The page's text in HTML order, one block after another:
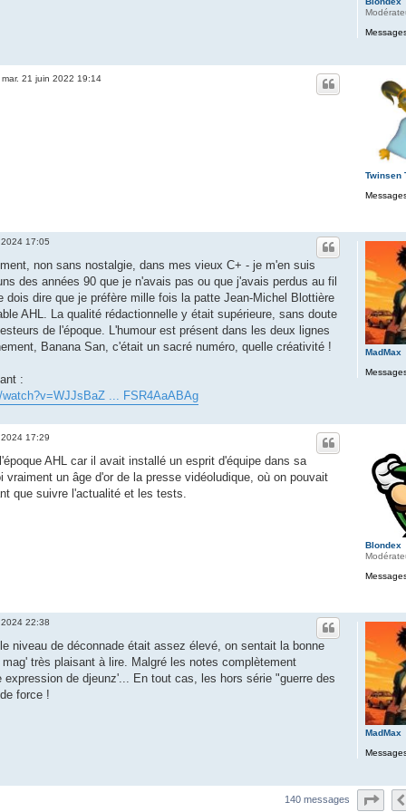
Twinsen
mar. 21 juin 2022 19:14
MadMax
17:05
non sans nostalgie, dans mes vieux C+ - je m'en suis
des années 90 que je n'avais pas ou que j'avais perdus au fil
dois dire que je préfère mille fois la patte Jean-Michel Blottière
AHL. La qualité rédactionnelle y était supérieure, sans doute
de l'époque. L'humour est présent dans les deux lignes
Banana San, c'était un sacré numéro, quelle créativité !
:
... FSR4AaABAg
Blondex
17:29
AHL car il avait installé un esprit d'équipe dans sa
vraiment un âge d'or de la presse vidéoludique, où on pouvait
que suivre l'actualité et les tests.
MadMax
22:38
niveau de déconnade était assez élevé, on sentait la bonne
très plaisant à lire. Malgré les notes complètement
expression de djeunz'... En tout cas, les hors série "guerre des
force !
140 messages Page